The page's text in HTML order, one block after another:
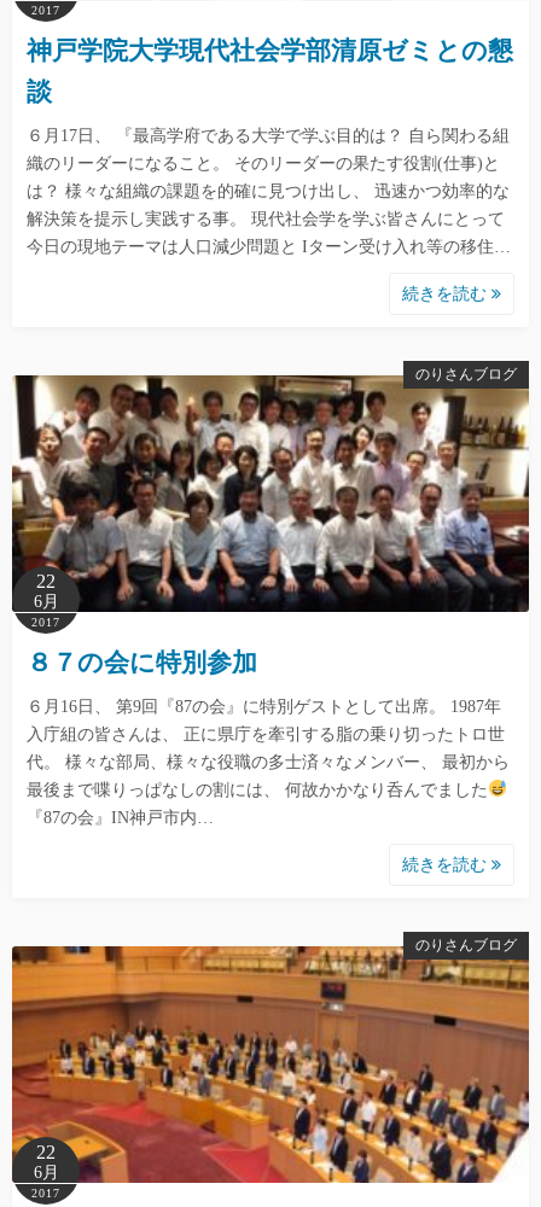
2017
神戸学院大学現代社会学部清原ゼミとの懇
談
６月17日、 『最高学府である大学で学ぶ目的は？ 自ら関わる組
織のリーダーになること。 そのリーダーの果たす役割(仕事)と
は？ 様々な組織の課題を的確に見つけ出し、 迅速かつ効率的な
解決策を提示し実践する事。 現代社会学を学ぶ皆さんにとって
今日の現地テーマは人口減少問題と Iターン受け入れ等の移住…
続きを読む
のりさんブログ
22
6月
2017
８７の会に特別参加
６月16日、 第9回『87の会』に特別ゲストとして出席。 1987年
入庁組の皆さんは、 正に県庁を牽引する脂の乗り切ったトロ世
代。 様々な部局、様々な役職の多士済々なメンバー、 最初から
最後まで喋りっぱなしの割には、 何故かかなり呑んでました
『87の会』IN神戸市内…
続きを読む
のりさんブログ
22
6月
2017